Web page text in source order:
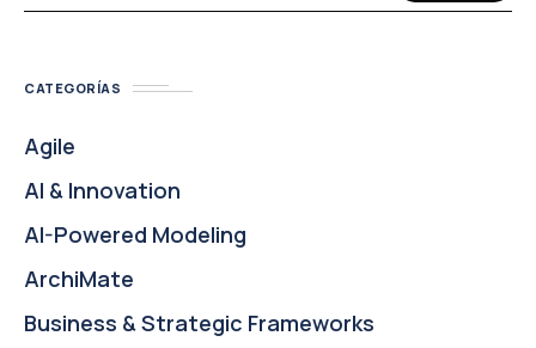
CATEGORÍAS
Agile
AI & Innovation
AI-Powered Modeling
ArchiMate
Business & Strategic Frameworks